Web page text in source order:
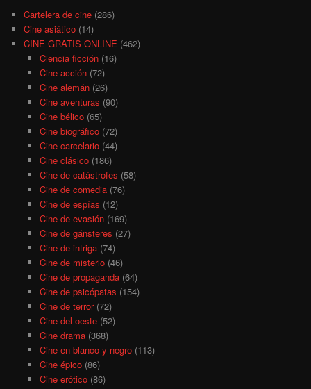
Cartelera de cine (286)
Cine asiático (14)
CINE GRATIS ONLINE (462)
Ciencia ficción(16)
Cine acción(72)
Cine alemán(26)
Cine aventuras (90)
Cine bélico(65)
Cine biográfico(72)
Cine carcelario(44)
Cine clásico(186)
Cine de catástrofes (58)
Cine de comedia(76)
Cine de espías (12)
Cine de evasión(169)
Cine de gánsteres (27)
Cine de intriga(74)
Cine de misterio(46)
Cine de propaganda(64)
Cine de psicópatas (154)
Cine de terror(72)
Cine del oeste(52)
Cine drama(368)
Cine en blanco y negro(113)
Cine épico(86)
Cine erótico(86)